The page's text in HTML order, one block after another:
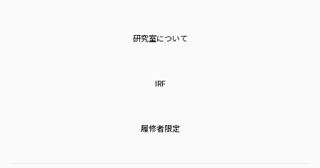
研究室について
IRF
履修者限定